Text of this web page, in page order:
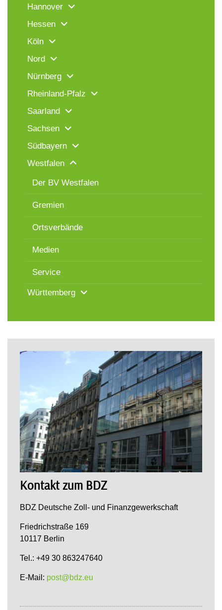
Hannover
Hessen
Köln
Nord
Nürnberg
Rheinland-Pfalz
Saarland
Sachsen
Südbayern
Westfalen
Der BV Westfalen
Gremien
Ortsverbände
Medien
Service
Württemberg
Kontakt zum BDZ
BDZ Deutsche Zoll- und Finanzgewerkschaft
Friedrichstraße 169
10117 Berlin
Tel.: +49 30 863247640
E-Mail: post@bdz.eu